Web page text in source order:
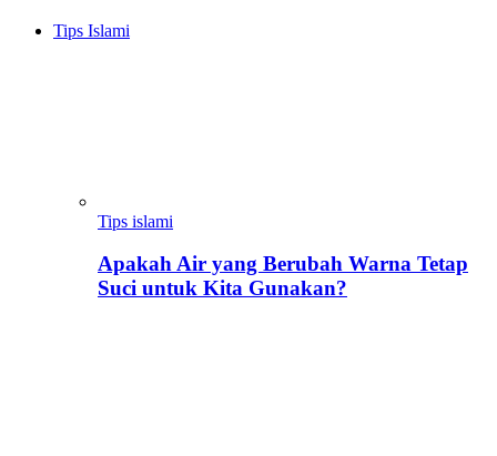
Tips Islami
Tips islami
Apakah Air yang Berubah Warna Tetap
Suci untuk Kita Gunakan?